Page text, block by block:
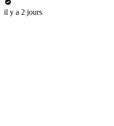
il y a 2 jours